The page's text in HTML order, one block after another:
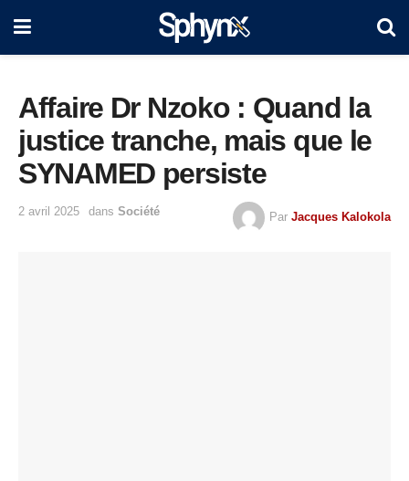
Affaire Dr Nzoko : Quand la
justice tranche, mais que le
SYNAMED persiste
2 avril 2025 dans Société Par Jacques Kalokola